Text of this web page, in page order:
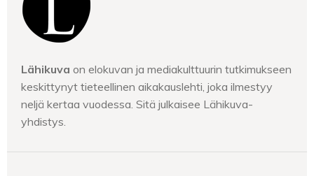
Lähikuva on elokuvan ja mediakulttuurin tutkimukseen
keskittynyt tieteellinen aikakauslehti, joka ilmestyy
neljä kertaa vuodessa. Sitä julkaisee Lähikuva-
yhdistys.